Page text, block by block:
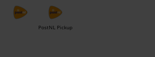
PostNL Pickup